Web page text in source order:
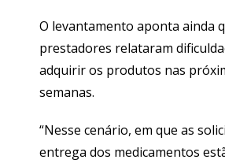
O levantamento aponta ainda
prestadores relataram
adquirir os produtos nas
semanas.
“Nesse cenário, em que as
entrega dos medicamentos